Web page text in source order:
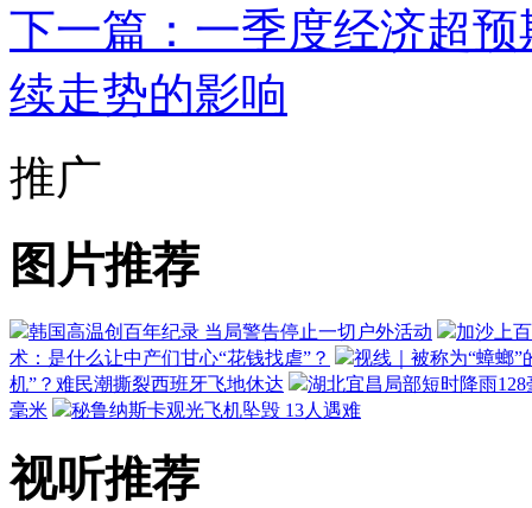
下一篇：一季度经济超
续走势的影响
推广
图片推荐
韩国高温创百年纪录 当局警告停止一切户外活动
加沙上
术：是什么让中产们甘心“花钱找虐”？
视线｜被称为“蟑螂
机”？难民潮撕裂西班牙飞地休达
湖北宜昌局部短时降雨
毫米
秘鲁纳斯卡观光飞机坠毁 13人遇难
视听推荐